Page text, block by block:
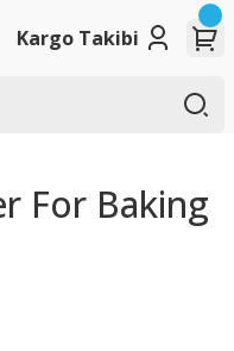
Kargo Takibi
For Baking